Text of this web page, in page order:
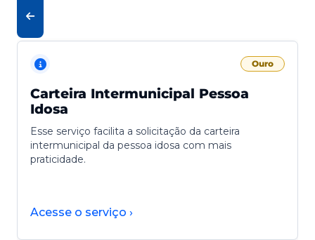
Ouro
Carteira Intermunicipal Pessoa
Idosa
Esse serviço facilita a solicitação da carteira
intermunicipal da pessoa idosa com mais
praticidade.
Acesse o serviço ›